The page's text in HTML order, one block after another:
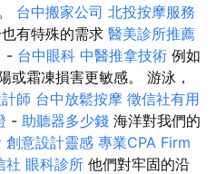
台中搬家公司 北投按摩服務
有特殊的需求 醫美診所推薦
- 台中眼科 中醫推拿技術 例如
或霜凍損害更敏感。 游泳，
師 台中放鬆按摩 徵信社有用
- 助聽器多少錢 海洋對我們的
創意設計靈感 專業CPA Firm
社 眼科診所 他們對牢固的沿